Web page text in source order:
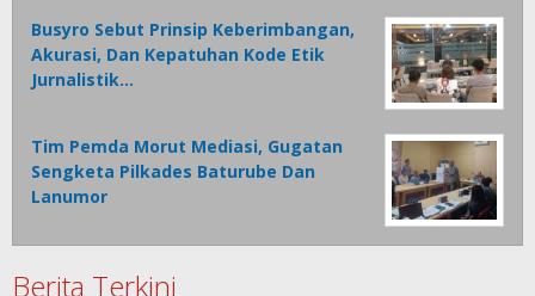
Busyro Sebut Prinsip Keberimbangan,
Akurasi, Dan Kepatuhan Kode Etik
Jurnalistik…
Tim Pemda Morut Mediasi, Gugatan
Sengketa Pilkades Baturube Dan
Lanumor
Berita Terkini